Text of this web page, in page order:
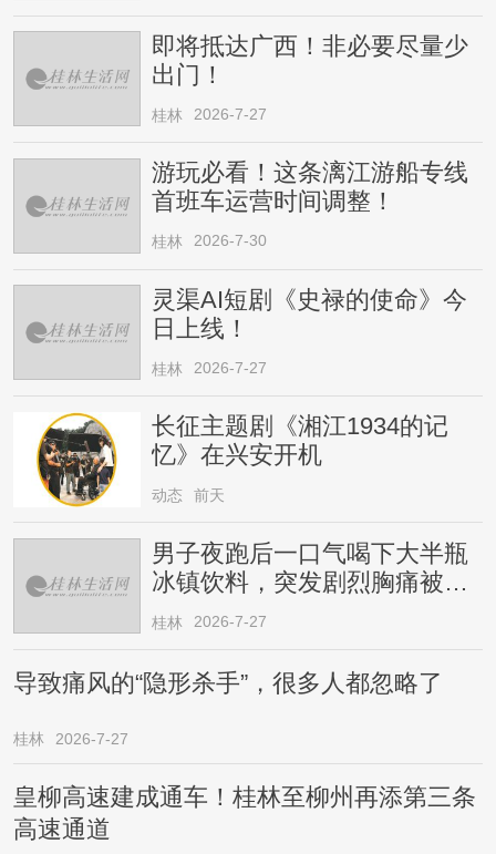
即将抵达广西！非必要尽量少
出门！
桂林 2026-7-27
游玩必看！这条漓江游船专线
首班车运营时间调整！
桂林 2026-7-30
灵渠AI短剧《史禄的使命》今
日上线！
桂林 2026-7-27
长征主题剧《湘江1934的记
忆》在兴安开机
动态 前天
男子夜跑后一口气喝下大半瓶
冰镇饮料，突发剧烈胸痛被送
医！医生提醒→
桂林 2026-7-27
导致痛风的“隐形杀手”，很多人都忽略了
桂林 2026-7-27
皇柳高速建成通车！桂林至柳州再添第三条
高速通道